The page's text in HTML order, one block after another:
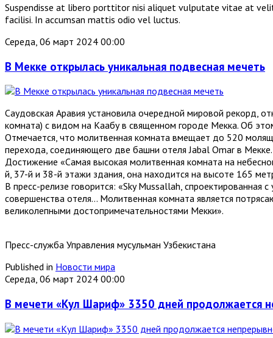
Suspendisse at libero porttitor nisi aliquet vulputate vitae at
facilisi. In accumsan mattis odio vel luctus.
Середа, 06 март 2024 00:00
В Мекке открылась уникальная подвесная мечеть
Саудовская Аравия установила очередной мировой рекорд,
комната) с видом на Каабу в священном городе Мекка. Об
Отмечается, что молитвенная комната вмещает до 520
перехода, соединяющего две башни отеля Jabal Omar в Мекке.
Достижение «Самая высокая молитвенная комната на
й, 37-й и 38-й этажи здания, она находится на высоте 165
В пресс-релизе говорится: «Sky Mussallah,
совершенства отеля… Молитвенная комната является
великолепными достопримечательностями Мекки».
Пресс-служба Управления мусульман Узбекистана
Published in Новости мира
Середа, 06 март 2024 00:00
В мечети «Кул Шариф» 3350 дней продолжается